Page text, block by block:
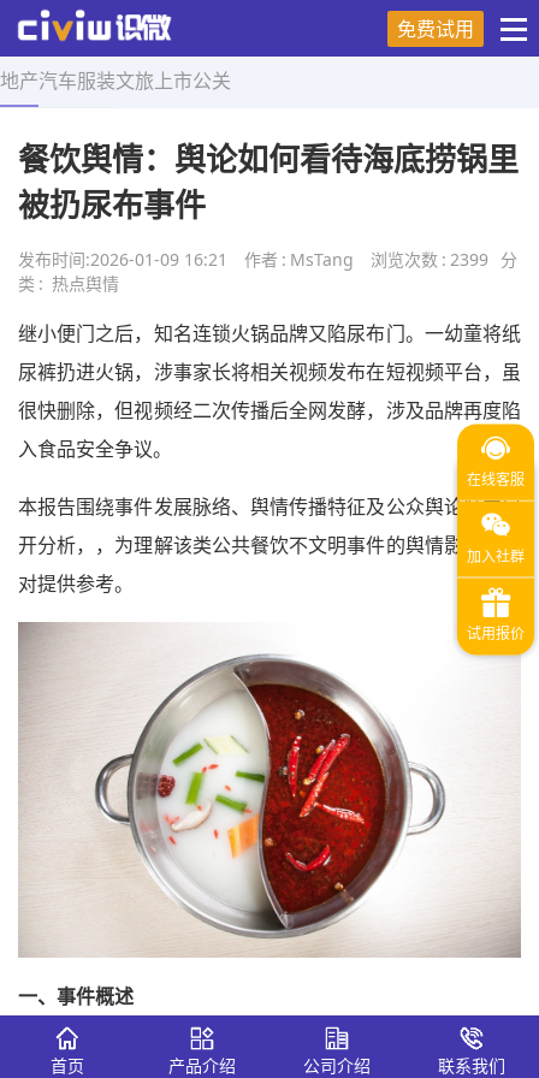
免费试用
地产汽车服装文旅 上市公关
首页 > 热点舆情 > 正文
餐饮舆情：舆论如何看待海底捞锅里
被扔尿布事件
发布时间:2026-01-09 16:21 作者 : MsTang 浏览次数 : 2399 分
类 : 热点舆情
继小便门之后，知名连锁火锅品牌又陷尿布门。一幼童将纸
尿裤扔进火锅，涉事家长将相关视频发布在短视频平台，虽
很快删除，但视频经二次传播后全网发酵，涉及品牌再度陷
入食品安全争议。
本报告围绕事件发展脉络、舆情传播特征及公众舆论倾向展
开分析，，为理解该类公共餐饮不文明事件的舆情影响及应
对提供参考。
一、 事件概述
（1）事件起因
首页 产品介绍 公司介绍 联系我们